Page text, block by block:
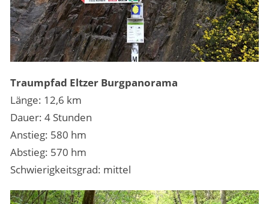
Traumpfad Eltzer Burgpanorama
Länge: 12,6 km
Dauer: 4 Stunden
Anstieg: 580 hm
Abstieg: 570 hm
Schwierigkeitsgrad: mittel